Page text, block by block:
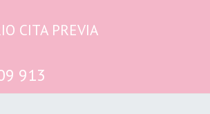
CITA PREVIA
913